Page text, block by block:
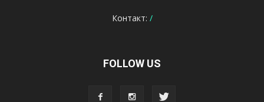
Контакт: /
FOLLOW US